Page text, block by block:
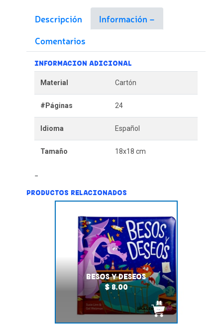
Descripción
Información
Comentarios
INFORMACION ADICIONAL
Material Cartón
#Páginas 24
Idioma Español
Tamaño 18x18 cm
PRODUCTOS RELACIONADOS
BESOS Y DESEOS
$ 8.00